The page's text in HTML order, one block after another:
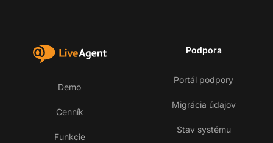
Demo
Cenník
Funkcie
Podpora
Portál podpory
Migrácia údajov
Stav systému